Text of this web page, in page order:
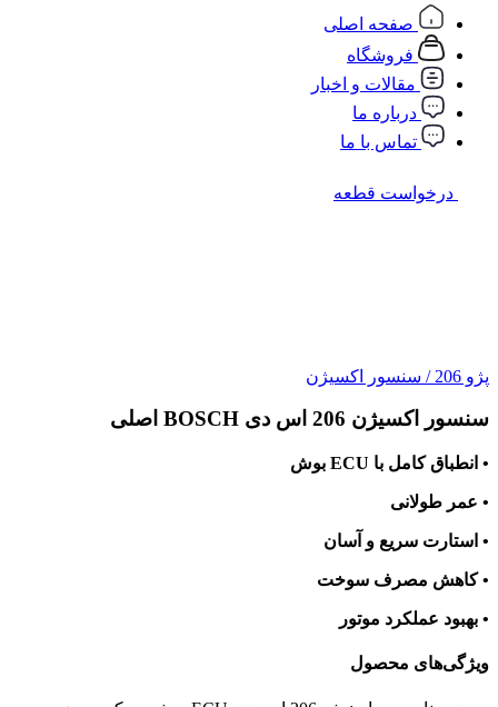
صفحه اصلی
فروشگاه
مقالات و اخبار
درباره ما
تماس با ما
درخواست قطعه
پژو 206 / سنسور اکسیژن
سنسور اکسیژن 206 اس دی BOSCH اصلی
• انطباق کامل با ECU بوش
• عمر طولانی
• استارت سریع و آسان
• کاهش مصرف سوخت
• بهبود عملکرد موتور
ویژگی‌های محصول